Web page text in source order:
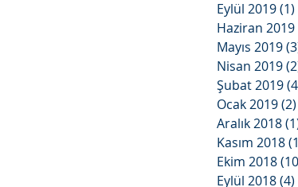
Eylül 2019(1)
Haziran 2019
Mayıs 2019
Nisan 2019
Şubat 2019
Ocak 2019(2)
Aralık 2018
Kasım 2018
Ekim 2018
Eylül 2018(4)